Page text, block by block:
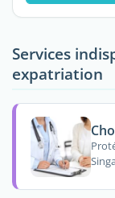
Services
expatriation